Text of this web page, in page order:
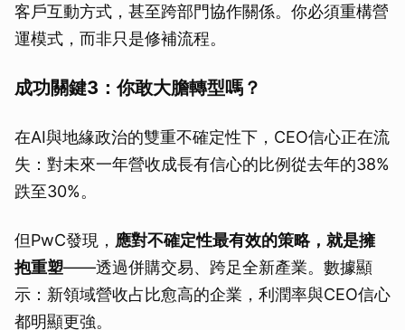
客戶互動方式，甚至跨部門協作關係。你必須重構營
運模式，而非只是修補流程。
成功關鍵3：你敢大膽轉型嗎？
在AI與地緣政治的雙重不確定性下，CEO信心正在流
失：對未來一年營收成長有信心的比例從去年的38%
跌至30%。
但PwC發現， 應對不確定性最有效的策略，就是擁
抱重塑——透過併購交易、跨足全新產業。數據顯
示：新領域營收占比愈高的企業，利潤率與CEO信心
都明顯更強。